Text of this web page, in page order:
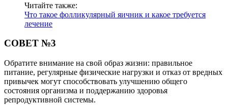
Читайте также:
Что такое фолликулярный яичник и какое требуется
лечение
СОВЕТ №3
Обратите внимание на свой образ жизни: правильное
питание, регулярные физические нагрузки и отказ от вредных
привычек могут способствовать улучшению общего
состояния организма и поддержанию здоровья
репродуктивной системы.